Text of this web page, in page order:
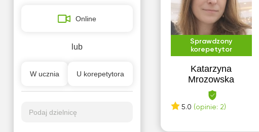
Sprawdzony
korepetytor
Katarzyna
Mrozowska
5.0 (opinie: 2)
podstawowy)
Online
lub
W ucznia U korepetytora
Podaj dzielnicę